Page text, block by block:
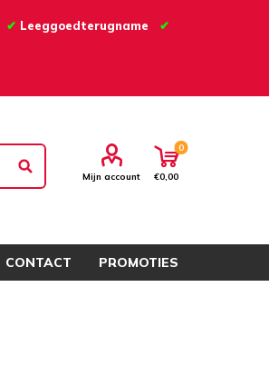
✔ Leeggoedterugname ✔
Mijn account
0
€0,00
CONTACT PROMOTIES